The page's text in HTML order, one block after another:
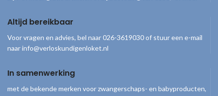
Altijd bereikbaar
Voor vragen en advies, bel naar 026-3619030 of stuur een e-mail
naar info@verloskundigenloket.nl
In samenwerking
met de bekende merken voor zwangerschaps- en babyproducten,